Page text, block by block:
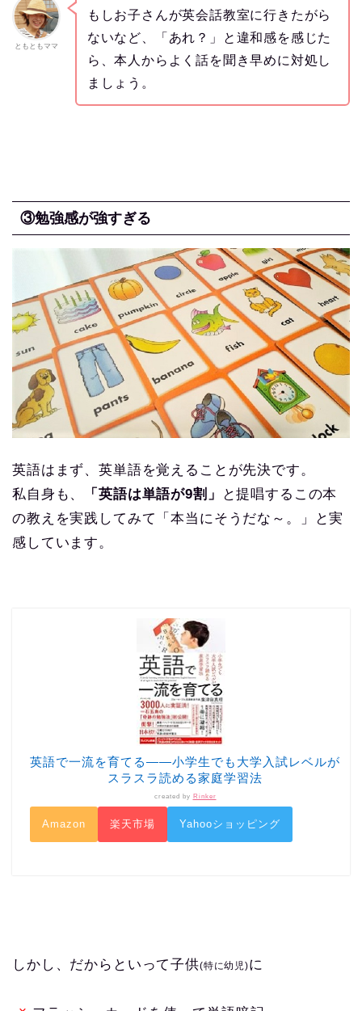
ともともママ
もしお子さんが英会話教室に行きたがら
ないなど、「あれ？」と違和感を感じた
ら、本人からよく話を聞き早めに対処し
ましょう。
③勉強感が強すぎる
英語はまず、英単語を覚えることが先決です。
私自身も、
「英語は単語が9割」
と提唱するこの本
の教えを実践してみて「本当にそうだな～。」と実
感しています。
英語で一流を育てる――小学生でも大学入試レベルが
スラスラ読める家庭学習法
created by Rinker
Amazon 楽天市場 Yahooショッピング
しかし、だからといって子供(特に幼児)に